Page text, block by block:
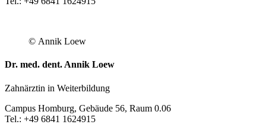
© Annik Loew
Dr. med. dent. Annik Loew
Zahnärztin in Weiterbildung
Campus Homburg, Gebäude 56, Raum 0.06
Tel.: +49 6841 1624915